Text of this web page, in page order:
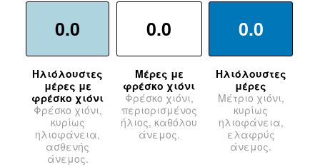
0.0
Ηλιόλουστες
μέρες με
φρέσκο χιόνι
Φρέσκο χιόνι,
κυρίως
ηλιοφάνεια,
ασθενής
άνεμος.
0.0
Μέρες με
φρέσκο χιόνι
Φρέσκο χιόνι,
περιορισμένος
ήλιος, καθόλου
άνεμος.
0.0
Ηλιόλουστες
μέρες
Μέτριο χιόνι,
κυρίως
ηλιοφάνεια,
ελαφρύς
άνεμος.